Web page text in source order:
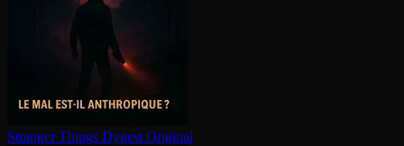
Stranger Things Dygest Original